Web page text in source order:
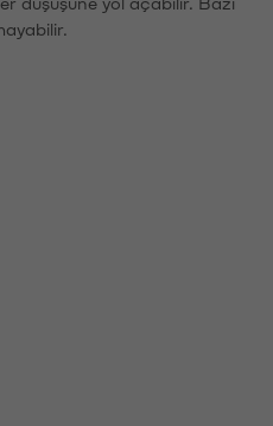
düşüşüne yol açabilir. Bazı